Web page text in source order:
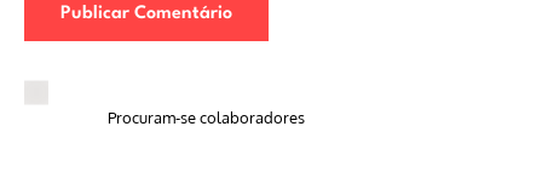
Procuram-se colaboradores